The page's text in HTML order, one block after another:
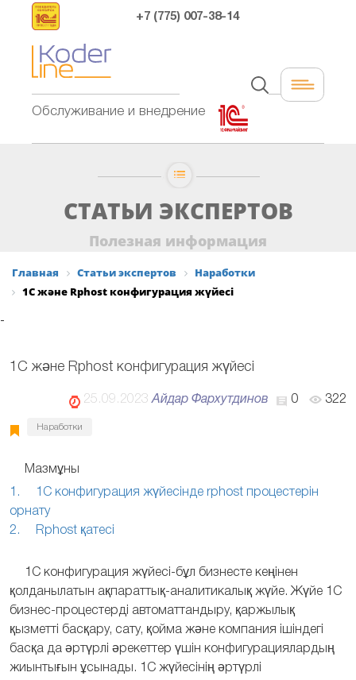
Обслуживание и внедрение
+7 (775) 007-38-14
СТАТЬИ ЭКСПЕРТОВ
Полезная информация
Главная Статьи экспертов
Наработки
1С және Rphost конфигурация жүйесі
-
1С және Rphost конфигурация жүйесі
0 322
25.09.2023 Айдар Фархутдинов
Наработки
Мазмұны
1. 1С конфигурация жүйесінде rphost процестерін
орнату
2. Rphost қатесі
1С конфигурация жүйесі-бұл бизнесте кеңінен
қолданылатын ақпараттық-аналитикалық жүйе. Жүйе 1С
бизнес-процестерді автоматтандыру, қаржылық
қызметті басқару, сату, қойма және компания ішіндегі
басқа да әртүрлі әрекеттер үшін конфигурациялардың
жиынтығын ұсынады. 1С жүйесінің әртүрлі